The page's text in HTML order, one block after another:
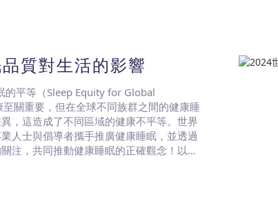
質對生活的影響
平等（Sleep Equity for Global
關重要，但在全球不同族群之間的健康睡
，這造成了不同區域的健康不平等。世界
人士與倡導者攜手推廣健康睡眠，並透過
注，共同推動健康睡眠的正確觀念！以下